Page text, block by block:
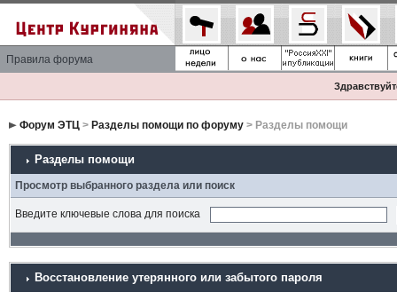
Правила форума
Форум ЭТЦ> Разделы помощи по форуму> Разделы помощи
Разделы помощи
Просмотр выбранного раздела или поиск
Введите ключевые слова для поиска
Восстановление утерянного или забытого пароля